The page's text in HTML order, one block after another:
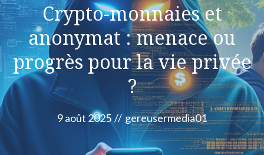
Crypto-monnaies et
anonymat : menace ou
progrès pour la vie privée
?
9 août 2025 // gereusermedia01